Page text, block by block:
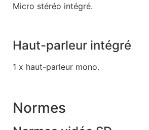
Micro stéréo intégré.
Haut-parleur intégré
1 x haut-parleur mono.
Normes